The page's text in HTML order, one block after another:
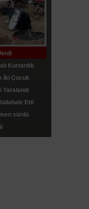
Kurtarıldı
İki Çocuk
Etti
sürdü